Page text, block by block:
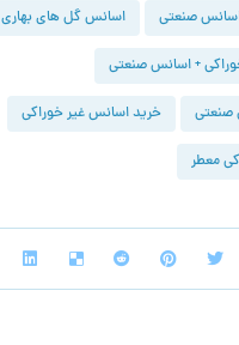
صنعتی اسانس گل های بهاری
+ اسانس صنعتی
صنعتی خرید اسانس غیر خوراکی
معطر